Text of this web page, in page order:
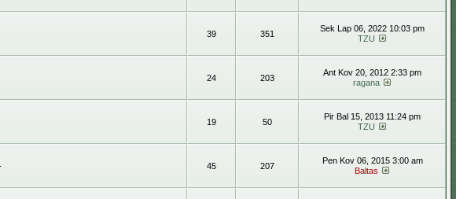
39 351
Sek Lap 06, 2022 10:03 pm
TZU
24 203
Ant Kov 20, 2012 2:33 pm
ragana
19 50
Pir Bal 15, 2013 11:24 pm
TZU
45 207
Pen Kov 06, 2015 3:00 am
Baltas